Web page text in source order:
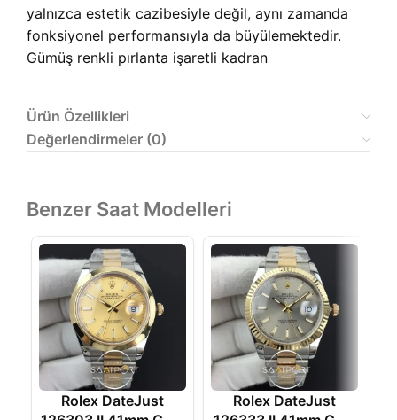
yalnızca estetik cazibesiyle değil, aynı zamanda
fonksiyonel performansıyla da büyülemektedir.
Gümüş renkli pırlanta işaretli kadran
Ürün Özellikleri
Değerlendirmeler (0)
Benzer Saat Modelleri
Rolex DateJust
Rolex DateJust